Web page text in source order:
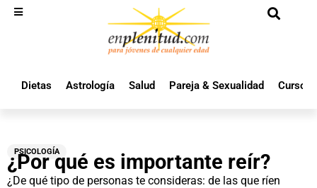
Dietas Astrología Salud Pareja & Sexualidad Cursos
PSICOLOGÍA
¿Por qué es importante reír?
¿De qué tipo de personas te consideras: de las que ríen